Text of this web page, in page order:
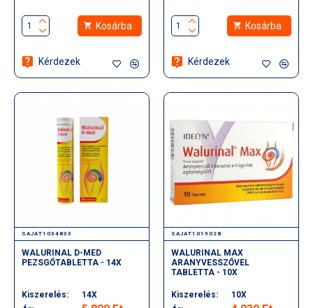
Kosárba
Kérdezek
Kosárba
Kérdezek
SAJAT1034833
WALURINAL D-MED
PEZSGŐTABLETTA - 14X
Kiszerelés:
14X
SAJAT1019028
WALURINAL MAX
ARANYVESSZŐVEL
TABLETTA - 10X
Kiszerelés:
10X